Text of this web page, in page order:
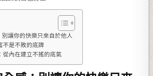
讓你的快樂只來自於他人
不是不敗的底牌
從內在建立不搖的底氣